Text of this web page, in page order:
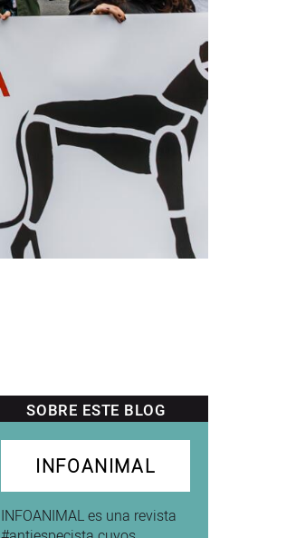
SOBRE ESTE BLOG
INFOANIMAL
INFOANIMAL es una revista